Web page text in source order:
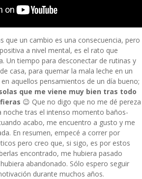
que un cambio es una consecuencia, pero
a nivel mental, es el rato que
Un tiempo para desconectar de rutinas y
casa, para quemar la mala leche en un
aquellos pensamientos de un día bueno;
que me viene muy bien tras todo
😉 Que no digo que no me dé pereza
noche tras el intenso momento baños-
acabo, me encuentro a gusto y me
En resumen, empecé a correr por
pero creo que, si sigo, es por estos
encontrado, me hubiera pasado
abandonado. Sólo espero seguir
durante muchos años.